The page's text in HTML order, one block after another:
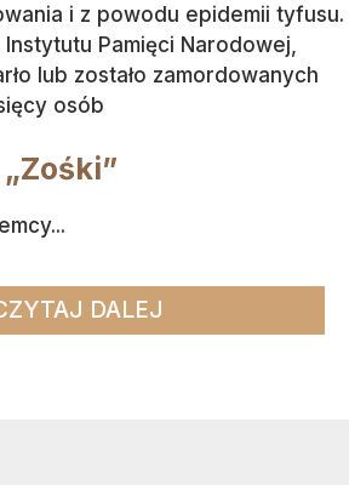
i z powodu epidemii tyfusu.
Pamięci Narodowej,
lub zostało zamordowanych
osób
DALEJ